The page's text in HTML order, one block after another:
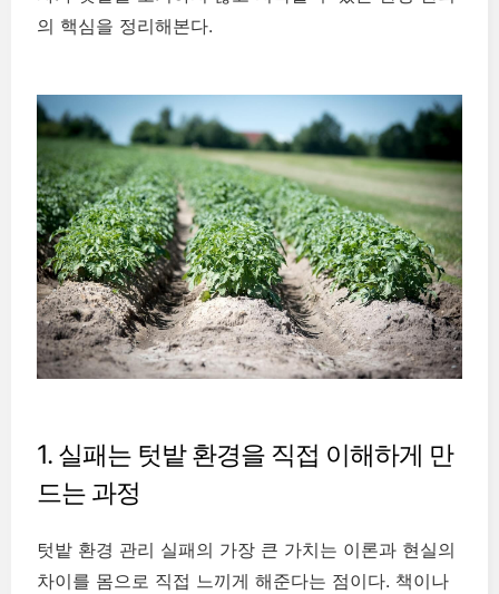
의 핵심을 정리해본다.
1. 실패는 텃밭 환경을 직접 이해하게 만
드는 과정
텃밭 환경 관리 실패의 가장 큰 가치는 이론과 현실의
차이를 몸으로 직접 느끼게 해준다는 점이다. 책이나